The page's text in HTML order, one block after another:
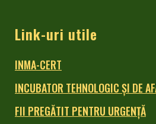
Link-uri utile
INMA-CERT
INCUBATOR TEHNOLOGIC ŞI DE
FII PREGĂTIT PENTRU URGENȚĂ